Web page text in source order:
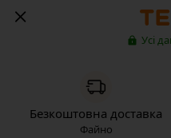
Усі
Безкоштовна доставка
Файно